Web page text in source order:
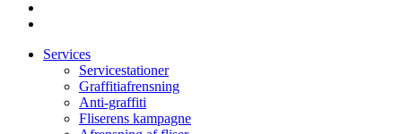
Services
Servicestationer
Graffitiafrensning
Anti-graffiti
Fliserens kampagne